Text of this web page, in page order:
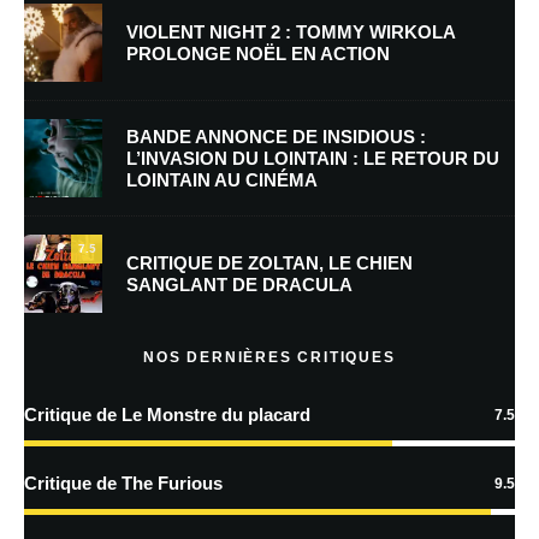
Commentaire
VIOLENT NIGHT 2 : TOMMY WIRKOLA
PROLONGE NOËL EN ACTION
BANDE ANNONCE DE INSIDIOUS :
L’INVASION DU LOINTAIN : LE RETOUR DU
LOINTAIN AU CINÉMA
7.5
CRITIQUE DE ZOLTAN, LE CHIEN
SANGLANT DE DRACULA
NOS DERNIÈRES CRITIQUES
Critique de Le Monstre du placard 7.5
Critique de The Furious 9.5